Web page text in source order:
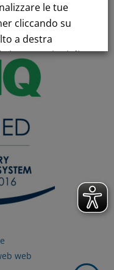
web
le tue
cliccando su
a destra
impostazioni di
navigazione
di
tecnici.
la
e cookie